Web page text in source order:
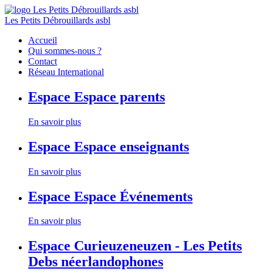
Les Petits Débrouillards asbl
Accueil
Qui sommes-nous ?
Contact
Réseau International
Espace Espace parents
En savoir plus
Espace Espace enseignants
En savoir plus
Espace Espace Événements
En savoir plus
Espace Curieuzeneuzen - Les Petits
Debs néerlandophones